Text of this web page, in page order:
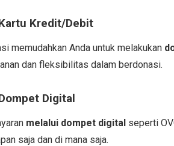
Kredit/Debit
memudahkan Anda untuk melakukan
dan fleksibilitas dalam berdonasi.
Digital
melalui dompet digital seperti
saja dan di mana saja.